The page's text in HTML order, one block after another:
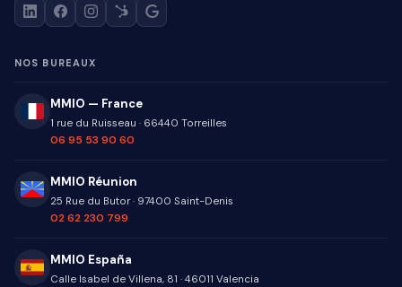
NOS BUREAUX
MMIO — France
1 rue du Ruisseau · 66440 Torreilles
06 95 53 90 60
MMIO Réunion
25 Rue du Butor· 97400 Saint-Denis
02 62 230 799
MMIO España
Calle Isabel de Villena, 81 · 46011 Valencia